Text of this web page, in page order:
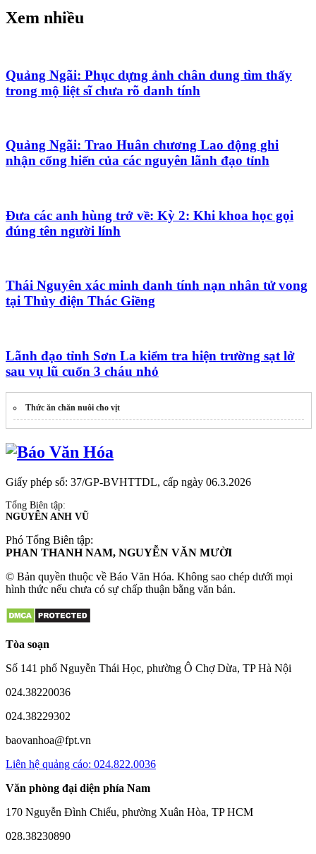
Xem nhiều
Quảng Ngãi: Phục dựng ảnh chân dung tìm thấy
trong mộ liệt sĩ chưa rõ danh tính
Quảng Ngãi: Trao Huân chương Lao động ghi
nhận cống hiến của các nguyên lãnh đạo tỉnh
Đưa các anh hùng trở về: Kỳ 2: Khi khoa học gọi
đúng tên người lính
Thái Nguyên xác minh danh tính nạn nhân tử vong
tại Thủy điện Thác Giềng
Lãnh đạo tỉnh Sơn La kiểm tra hiện trường sạt lở
sau vụ lũ cuốn 3 cháu nhỏ
Thức ăn chăn nuôi cho vịt
Giấy phép số: 37/GP-BVHTTDL, cấp ngày 06.3.2026
Tổng Biên tập:
NGUYỄN ANH VŨ
Phó Tổng Biên tập:
PHAN THANH NAM, NGUYỄN VĂN MƯỜI
© Bản quyền thuộc về Báo Văn Hóa. Không sao chép dưới mọi
hình thức nếu chưa có sự chấp thuận bằng văn bản.
Tòa soạn
Số 141 phố Nguyễn Thái Học, phường Ô Chợ Dừa, TP Hà Nội
024.38220036
024.38229302
baovanhoa@fpt.vn
Liên hệ quảng cáo: 024.822.0036
Văn phòng đại diện phía Nam
170 Nguyễn Đình Chiểu, phường Xuân Hòa, TP HCM
028.38230890